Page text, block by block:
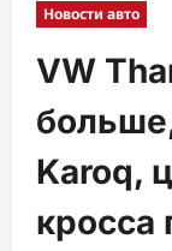
Новости авто
VW
Karoq,
кросса